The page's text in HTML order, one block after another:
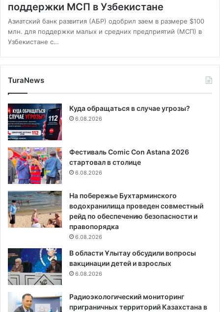
поддержки МСП в Узбекистане
Азиатский банк развития (АБР) одобрил заем в размере $100
млн. для поддержки малых и средних предприятий (МСП) в
Узбекистане с…
TuraNews
Куда обращаться в случае угрозы?
6.08.2026
Фестиваль Comic Con Astana 2026
стартовал в столице
6.08.2026
На побережье Бухтарминского
водохранилища проведен совместный
рейд по обеспечению безопасности и
правопорядка
6.08.2026
В области Ұлытау обсудили вопросы
вакцинации детей и взрослых
6.08.2026
Радиоэкологический мониторинг
приграничных территорий Казахстана в